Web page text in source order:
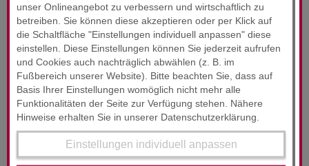
unser Onlineangebot zu verbessern und wirtschaftlich zu
betreiben. Sie können diese akzeptieren oder per Klick auf
die Schaltfläche "Einstellungen individuell anpassen" diese
einstellen. Diese Einstellungen können Sie jederzeit aufrufen
und Cookies auch nachträglich abwählen (z. B. im
Fußbereich unserer Website). Bitte beachten Sie, dass auf
Basis Ihrer Einstellungen womöglich nicht mehr alle
Funktionalitäten der Seite zur Verfügung stehen. Nähere
Hinweise erhalten Sie in unserer Datenschutzerklärung.
Einstellungen individuell anpassen
Wir wollen, dass Sie sich jederzeit gut beraten fühlen.
Unsere Zufriedenheitsgarantie!